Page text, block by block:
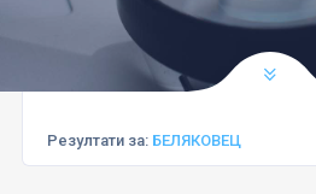
Резултати за: БЕЛЯКОВЕЦ